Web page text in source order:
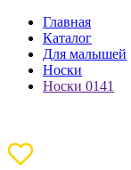
Главная
Каталог
Для малышей
Носки
Носки 0141